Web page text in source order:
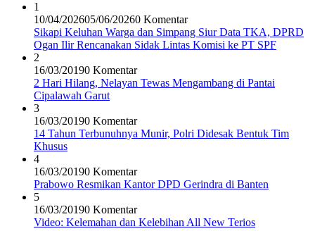
1
10/04/202605/06/20260 Komentar
Sikapi Keluhan Warga dan Simpang Siur Data TKA, DPRD
Ogan Ilir Rencanakan Sidak Lintas Komisi ke PT SPF
2
16/03/20190 Komentar
2 Hari Hilang, Nelayan Tewas Mengambang di Pantai
Cipalawah Garut
3
16/03/20190 Komentar
14 Tahun Terbunuhnya Munir, Polri Didesak Bentuk Tim
Khusus
4
16/03/20190 Komentar
Prabowo Resmikan Kantor DPD Gerindra di Banten
5
16/03/20190 Komentar
Video: Kelemahan dan Kelebihan All New Terios